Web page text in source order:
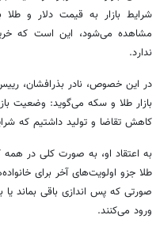
شرایط بازار به قیمت دلار و طلا
مشاهده می‌شود، این است که
ندارد.
در این خصوص، نادر بذرافشان،
کاهش تقاضا و تولید داشتیم که
به اعتقاد او، به صورت کلی در همه
طلا جزو اولویت‌های آخر برای
صورتی که پس اندازی باقی بماند یا
ورود می‌کنند.